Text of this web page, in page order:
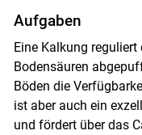
Aufgaben
Eine Kalkung reguliert
Bodensäuren
Böden die
ist aber auch ein
und fördert über das